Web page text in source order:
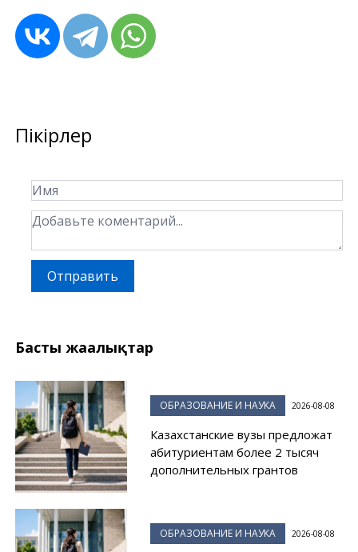
Пікірлер
Отправить
Басты жаңалықтар
ОБРАЗОВАНИЕ И НАУКА 2026-08-08
Казахстанские вузы предложат
абитуриентам более 2 тысяч
дополнительных грантов
ОБРАЗОВАНИЕ И НАУКА 2026-08-08